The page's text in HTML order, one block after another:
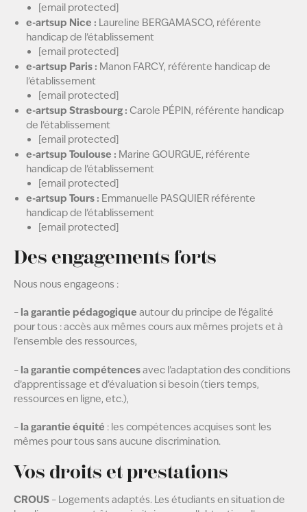
[email protected]
e-artsup Nice : Laureline BERGAMASCO, référente
handicap de l’établissement
[email protected]
e-artsup Paris : Manon FARCY, référente handicap de
l’établissement
[email protected]
e-artsup Strasbourg : Carole PÉPIN, référente handicap
de l’établissement
[email protected]
e-artsup Toulouse : Marine GOURGUE, référente
handicap de l’établissement
[email protected]
e-artsup Tours : Emmanuelle PASQUIER référente
handicap de l’établissement
[email protected]
Des engagements forts
Nous nous engageons :
–la garantie pédagogique autour du principe de l’égalité
pour tous : accès aux mêmes cours aux mêmes projets et à
l’ensemble des ressources,
–la garantie compétencesavec l’adaptation des conditions
d’apprentissage et d’évaluation si besoin (tiers temps,
ressources en ligne, etc.),
–la garantie équité : les compétences acquises sont les
mêmes pour tous sans aucune discrimination.
Vos droits et prestations
CROUS – Logements adaptés. Les étudiants en situation de